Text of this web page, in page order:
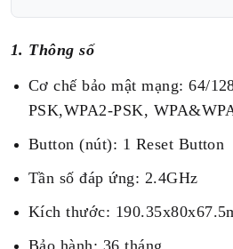
1. Thông số
Cơ chế bảo mật mạng: 64/
PSK,WPA2-PSK,
Button (nút): 1 Reset Button
Tần số đáp ứng: 2.4GHz
Kích thước:
Bảo hành: 36 tháng